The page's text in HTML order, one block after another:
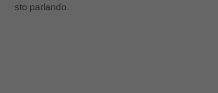
sto parlando.